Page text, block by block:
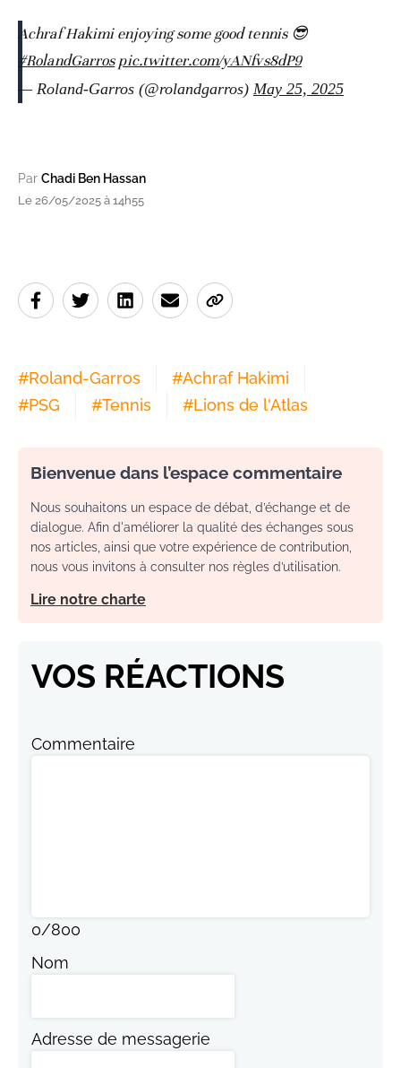
Achraf Hakimi enjoying some good tennis 😎
#RolandGarros pic.twitter.com/yANfvs8dP9
— Roland-Garros (@rolandgarros) May 25, 2025
Par Chadi Ben Hassan
Le 26/05/2025 à 14h55
#Roland-Garros #Achraf Hakimi
#PSG #Tennis #Lions de l'Atlas
Bienvenue dans l’espace commentaire
Nous souhaitons un espace de débat, d’échange et de
dialogue. Afin d'améliorer la qualité des échanges sous
nos articles, ainsi que votre expérience de contribution,
nous vous invitons à consulter nos règles d’utilisation.
Lire notre charte
VOS RÉACTIONS
Commentaire
0/800
Nom
Adresse de messagerie